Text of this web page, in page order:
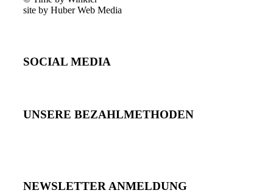
site by Huber Web Media
SOCIAL MEDIA
UNSERE BEZAHLMETHODEN
NEWSLETTER ANMELDUNG